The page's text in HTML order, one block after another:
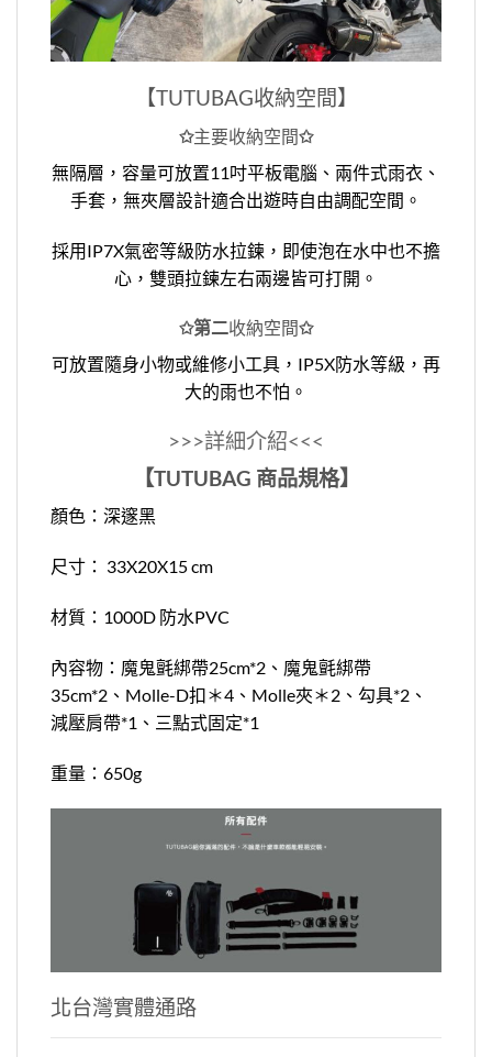
【TUTUBAG收納空間】
✩主要收納空間✩
無隔層，容量可放置11吋平板電腦、兩件式雨衣、
手套，無夾層設計適合出遊時自由調配空間。
採用IP7X氣密等級防水拉鍊，即使泡在水中也不擔
心，雙頭拉鍊左右兩邊皆可打開。
✩第二收納空間✩
可放置隨身小物或維修小工具，IP5X防水等級，再
大的雨也不怕。
>>>詳細介紹<<<
【TUTUBAG 商品規格】
顏色：深邃黑
尺寸： 33X20X15 cm
材質：1000D 防水PVC
內容物：魔鬼氈綁帶25cm*2、魔鬼氈綁帶
35cm*2、Molle-D扣＊4、Molle夾＊2、勾具*2、
減壓肩帶*1、三點式固定*1
重量：650g
北台灣實體通路